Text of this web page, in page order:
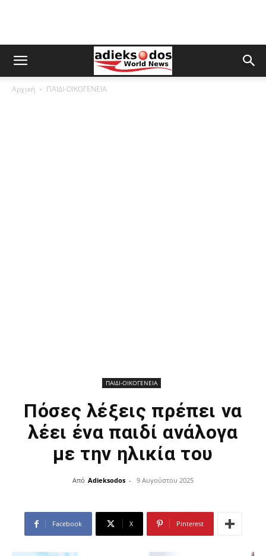
Αρχική ΠΑΙΔΙ-ΟΙΚΟΓΕΝΕΙΑ
ΠΑΙΔΙ-ΟΙΚΟΓΕΝΕΙΑ
Πόσες λέξεις πρέπει να
λέει ένα παιδί ανάλογα
με την ηλικία του
Από Adieksodos - 9 Αυγούστου 2025
Facebook X Pinterest